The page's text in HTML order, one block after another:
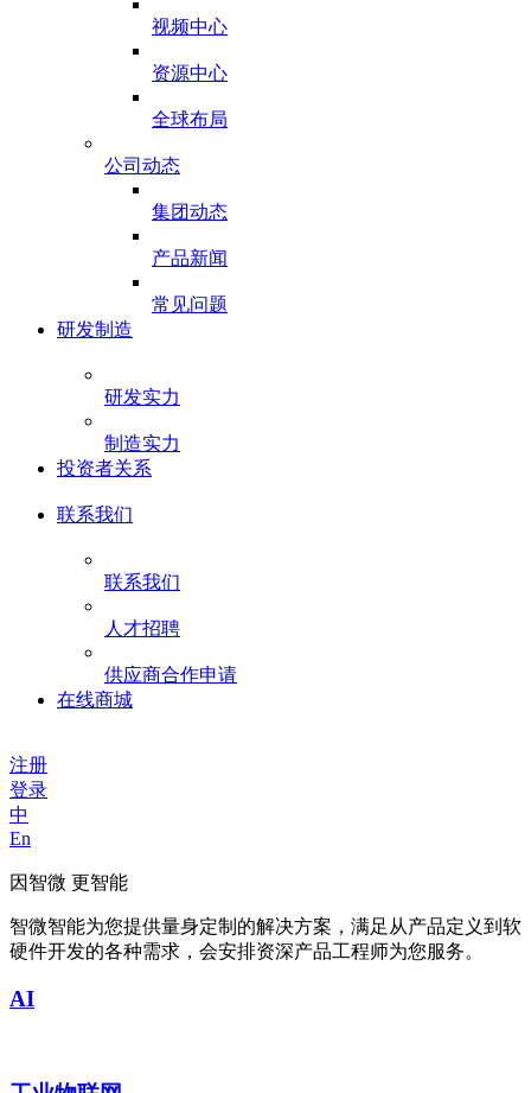
视频中心
资源中心
全球布局
公司动态
集团动态
产品新闻
常见问题
研发制造
研发实力
制造实力
投资者关系
联系我们
联系我们
人才招聘
供应商合作申请
在线商城
注册
登录
中
En
因智微 更智能
智微智能为您提供量身定制的解决方案，满足从产品定义到软
硬件开发的各种需求，会安排资深产品工程师为您服务。
AI